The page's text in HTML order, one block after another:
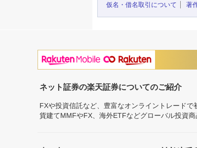
仮名・借名取引について
著
ネット証券の楽天証券についてのご紹介
FXや投資信託など、豊富なオンライントレード
貨建てMMFやFX、海外ETFなどグローバル投資